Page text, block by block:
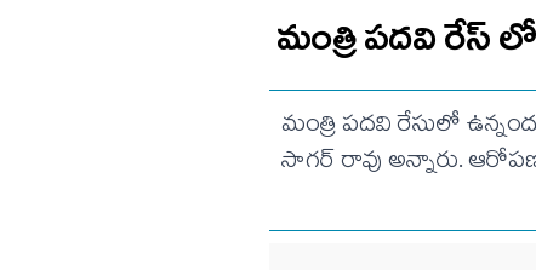
మంత్రి పదవి రేస్
మంత్రి పదవి రేసులో
సాగర్ రావు అన్నారు.